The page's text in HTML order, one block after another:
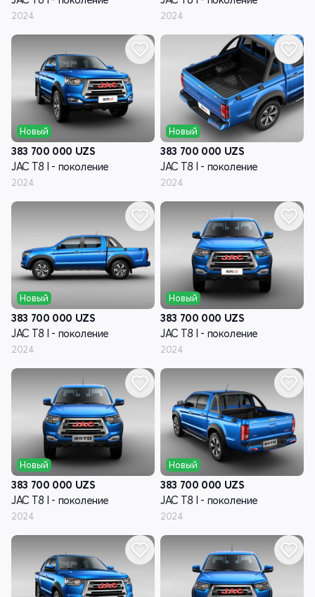
2024 2024
Новый
383 700 000 UZS
JAC T8 I - поколение
2024
Новый
383 700 000 UZS
JAC T8 I - поколение
2024
Новый
383 700 000 UZS
JAC T8 I - поколение
2024
Новый
383 700 000 UZS
JAC T8 I - поколение
2024
Новый
383 700 000 UZS
JAC T8 I - поколение
2024
Новый
383 700 000 UZS
JAC T8 I - поколение
2024